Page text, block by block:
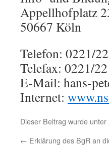
Appellhofplatz
50667 Köln
Telefon: 0221/
Telefax: 0221/
E-Mail: hans-
Internet:
Dieser Beitrag wurde unter
← Erklärung des BgR an